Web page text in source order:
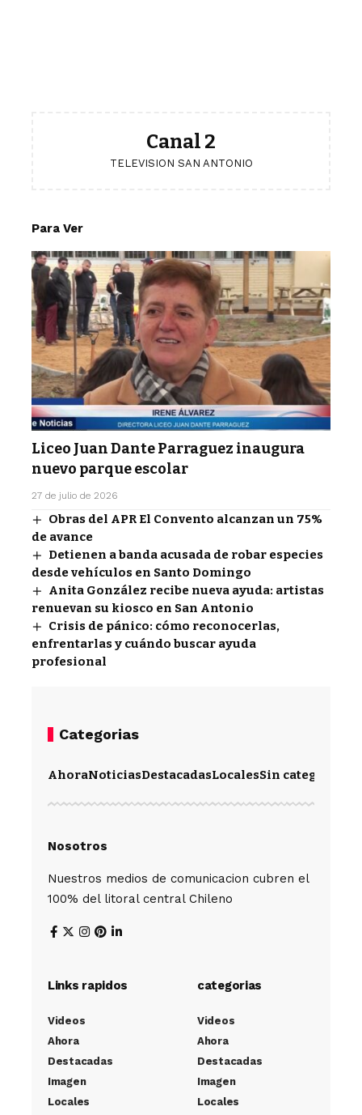
Canal 2
TELEVISION SAN ANTONIO
Para Ver
Liceo Juan Dante Parraguez inaugura
nuevo parque escolar
27 de julio de 2026
Obras del APR El Convento alcanzan un 75%
de avance
Detienen a banda acusada de robar especies
desde vehículos en Santo Domingo
Anita González recibe nueva ayuda: artistas
renuevan su kiosco en San Antonio
Crisis de pánico: cómo reconocerlas,
enfrentarlas y cuándo buscar ayuda
profesional
Categorias
AhoraNoticiasDestacadasLocalesSin categoría
Nosotros
Nuestros medios de comunicacion cubren el
100% del litoral central Chileno
Links rapidos
Videos
Ahora
Destacadas
Imagen
Locales
categorias
Videos
Ahora
Destacadas
Imagen
Locales